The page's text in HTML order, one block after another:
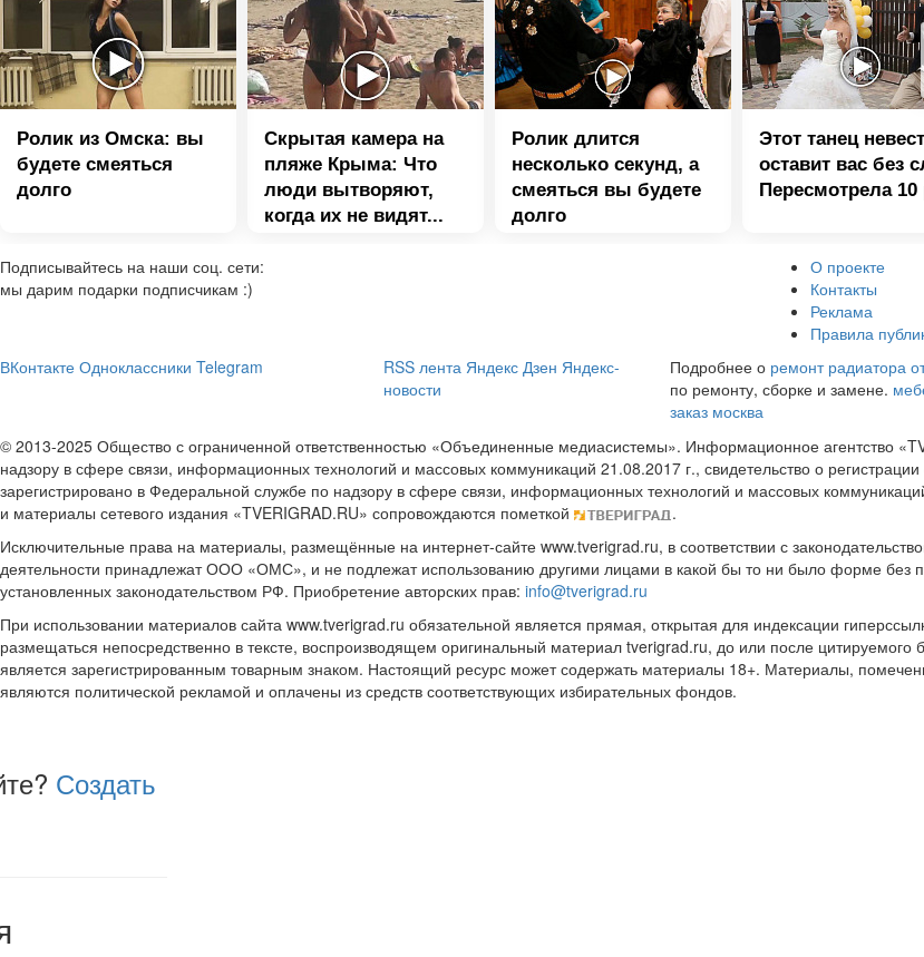
Ролик из Омска: вы
будете смеяться
долго
Скрытая камера на
пляже Крыма: Что
люди вытворяют,
когда их не видят...
Ролик длится
несколько секунд, а
смеяться вы будете
долго
Этот танец
оставит вас без
Пересмотрела 10
О проекте
Контакты
Реклама
Правила
Подписывайтесь на наши соц. сети:
мы дарим подарки подписчикам :)
ВКонтакте Одноклассники Telegram RSS лента Яндекс Дзен Яндекс-
новости
Подробнее о ремонт радиатора
по ремонту, сборке и замене.
заказ москва
© 2013-2025 Общество с ограниченной ответственностью «Объединенные медиасистемы». Информационное агентство
надзору в сфере связи, информационных технологий и массовых коммуникаций 21.08.2017 г., свидетельство о
зарегистрировано в Федеральной службе по надзору в сфере связи, информационных технологий и массовых
и материалы сетевого издания «TVERIGRAD.RU» сопровождаются пометкой
.
Исключительные права на материалы, размещённые на интернет-сайте www.tverigrad.ru, в соответствии с
деятельности принадлежат ООО «ОМС», и не подлежат использованию другими лицами в какой бы то ни было форме без
установленных законодательством РФ. Приобретение авторских прав: info@tverigrad.ru
При использовании материалов сайта www.tverigrad.ru обязательной является прямая, открытая для индексации
размещаться непосредственно в тексте, воспроизводящем оригинальный материал tverigrad.ru, до или после
является зарегистрированным товарным знаком. Настоящий ресурс может содержать материалы 18+. Материалы,
являются политической рекламой и оплачены из средств соответствующих избирательных фондов.
Создать